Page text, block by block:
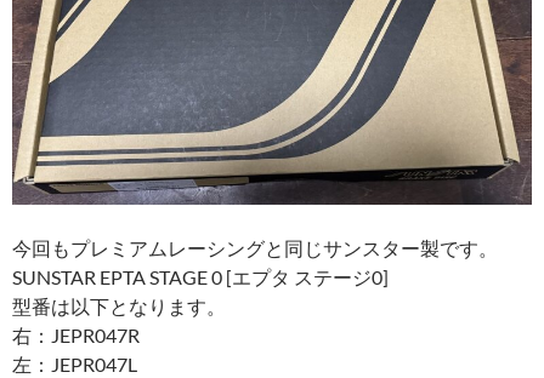
今回もプレミアムレーシングと同じサンスター製です。
SUNSTAR EPTA STAGE 0 [エプタ ステージ0]
型番は以下となります。
右：JEPR047R
左：JEPR047L